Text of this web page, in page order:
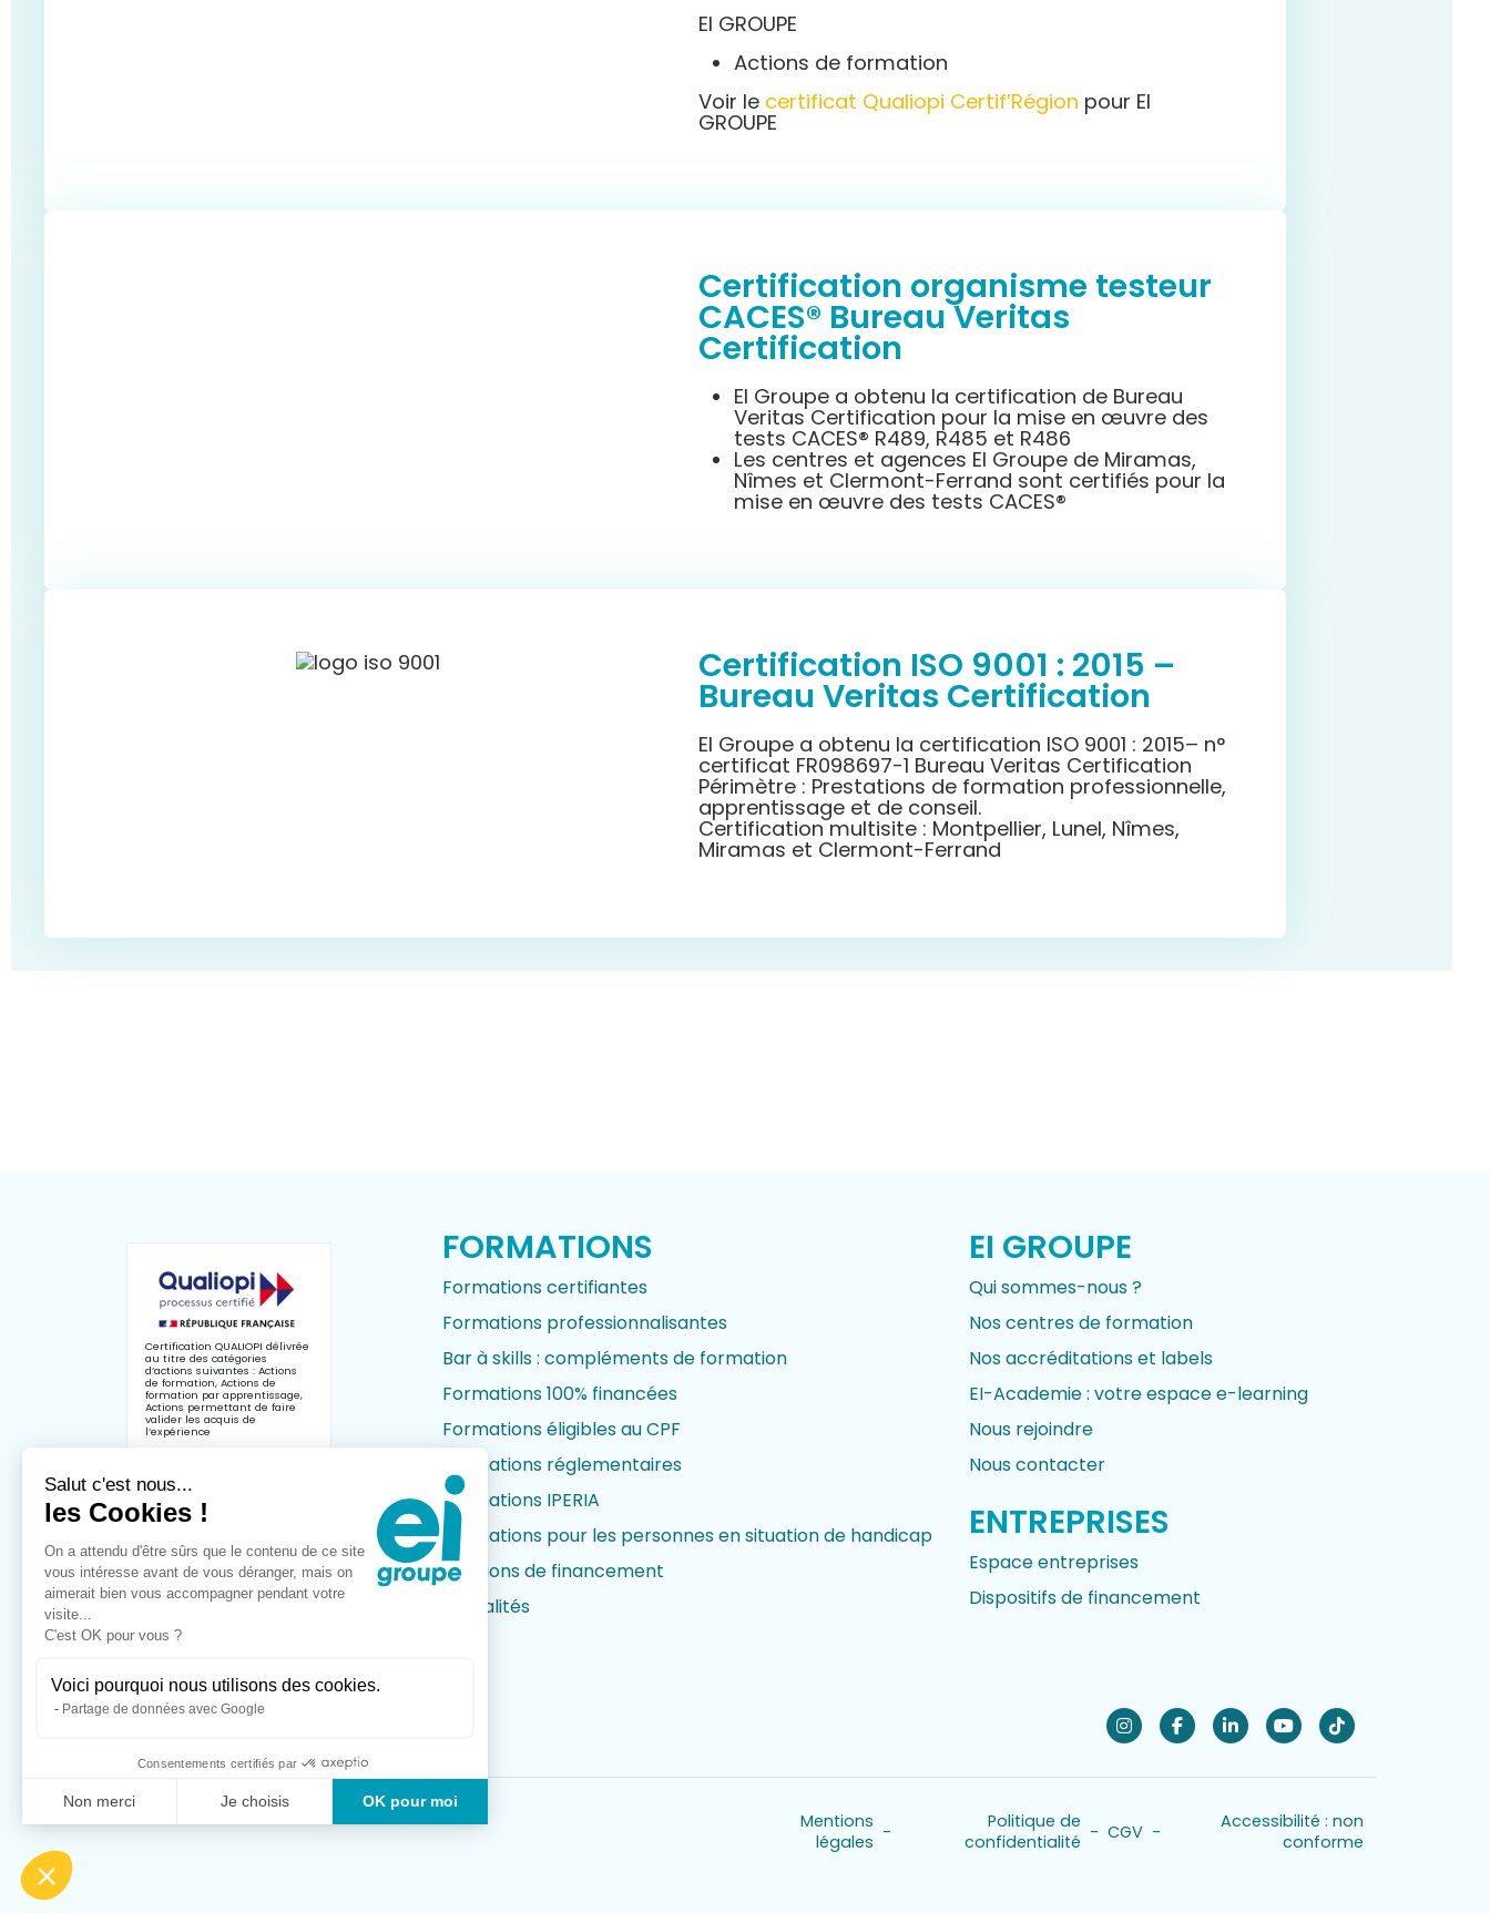
EI GROUPE
Actions de formation
Voir le certificat Qualiopi Certif’Région pour EI
GROUPE
Certification organisme testeur
CACES® Bureau Veritas
Certification
EI Groupe a obtenu la certification de Bureau
Veritas Certification pour la mise en œuvre des
tests CACES® R489, R485 et R486
Les centres et agences EI Groupe de Miramas,
Nîmes et Clermont-Ferrand sont certifiés pour la
mise en œuvre des tests CACES®
Certification ISO 9001 : 2015 –
Bureau Veritas Certification
EI Groupe a obtenu la certification ISO 9001 : 2015– n°
certificat FR098697-1 Bureau Veritas Certification
Périmètre : Prestations de formation professionnelle,
apprentissage et de conseil.
Certification multisite : Montpellier, Lunel, Nîmes,
Miramas et Clermont-Ferrand
Certification QUALIOPI délivrée
au titre des catégories
d’actions suivantes : Actions
de formation, Actions de
formation par apprentissage,
Actions permettant de faire
valider les acquis de
l’expérience
FORMATIONS
Formations certifiantes
Formations professionnalisantes
Bar à skills : compléments de formation
Formations 100% financées
Formations éligibles au CPF
Formations réglementaires
Formations IPERIA
Formations pour les personnes en situation de handicap
Solutions de financement
Actualités
EI GROUPE
Qui sommes-nous ?
Nos centres de formation
Nos accréditations et labels
EI-Academie : votre espace e-learning
Nous rejoindre
Nous contacter
ENTREPRISES
Espace entreprises
Dispositifs de financement
Mentions
légales -
Politique de
confidentialité - CGV -
Accessibilité : non
conforme
Salut c'est nous...
les Cookies !
On a attendu d'être sûrs que le contenu de ce site
vous intéresse avant de vous déranger, mais on
aimerait bien vous accompagner pendant votre
visite...
C'est OK pour vous ?
Voici pourquoi nous utilisons des cookies.
Partage de données avec Google
Consentements certifiés par
Non merci Je choisis OK pour moi
Notre plateforme vous permet d'adapter et de gérer vos paramètres de confidentialité, en garantissant la conformité avec les réglementations. Personnalisez vos